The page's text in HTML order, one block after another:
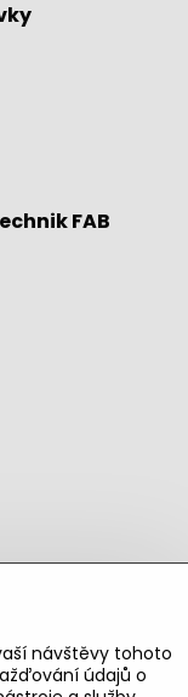
FAB
návštěvy tohoto
údajů o